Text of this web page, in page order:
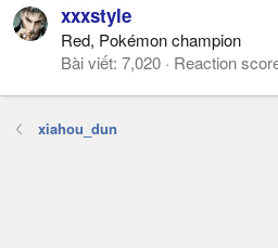
xxxstyle
Red, Pokémon champion
Bài viết 7,020 Reaction
xiahou_dun